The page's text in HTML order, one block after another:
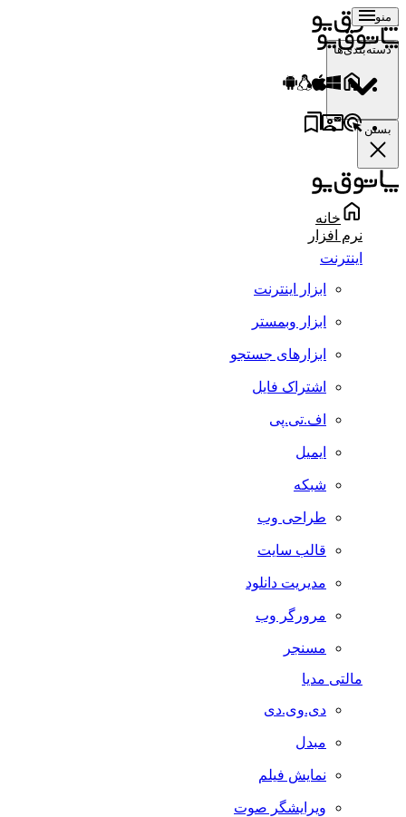
منو
دسته‌بندی‌ها
بستن
خانه
نرم افزار
اینترنت
ابزار اینترنت
ابزار وبمستر
ابزارهای جستجو
اشتراک فایل
اف.تی.پی
ایمیل
شبکه
طراحی وب
قالب سایت
مدیریت دانلود
مرورگر وب
مسنجر
مالتی مدیا
دی.وی.دی
مبدل
نمایش فیلم
ویرایشگر صوت